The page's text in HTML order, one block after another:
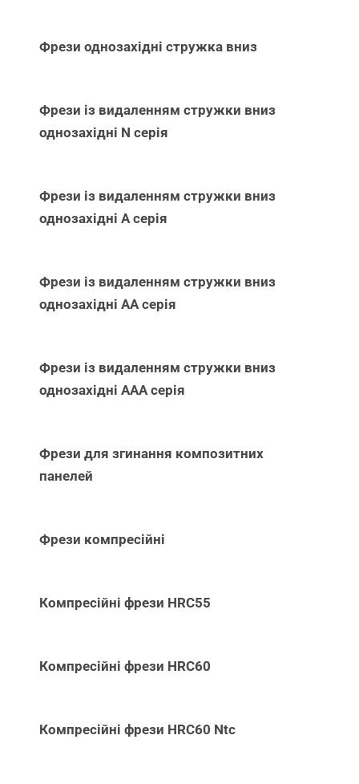
Фрези однозахідні стружка вниз
Фрези із видаленням стружки вниз
однозахідні N серія
Фрези із видаленням стружки вниз
однозахідні А серія
Фрези із видаленням стружки вниз
однозахідні АА серія
Фрези із видаленням стружки вниз
однозахідні ААА серія
Фрези для згинання композитних
панелей
Фрези компресійні
Компресійні фрези HRC55
Компресійні фрези HRC60
Компресійні фрези HRC60 Ntc